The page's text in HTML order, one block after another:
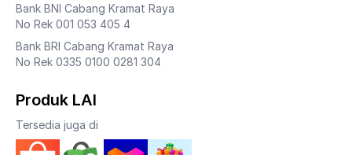
Bank BNI Cabang Kramat Raya
No Rek 001 053 405 4
Bank BRI Cabang Kramat Raya
No Rek 0335 0100 0281 304
Produk LAI
Tersedia juga di